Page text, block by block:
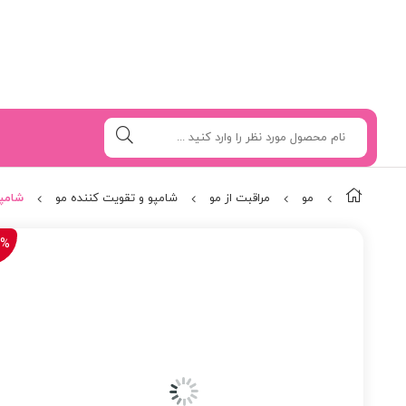
مو مراقبت از مو شامپو و تقویت کننده مو